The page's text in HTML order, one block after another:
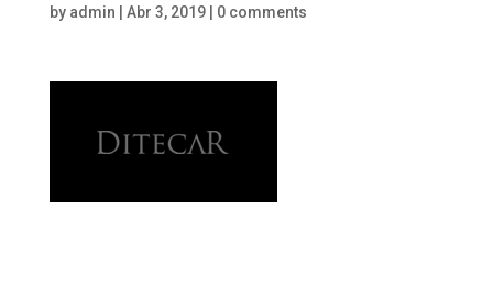
by admin Abr 3, 2019| 0 comments